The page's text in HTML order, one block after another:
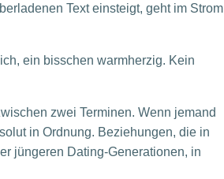
Text einsteigt, geht im Strom
ein bisschen warmherzig. Kein
zwei Terminen. Wenn jemand
in Ordnung. Beziehungen, die in
jüngeren Dating-Generationen, in